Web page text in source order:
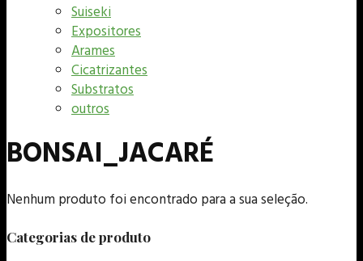
Suiseki
Expositores
Arames
Cicatrizantes
Substratos
outros
BONSAI_JACARÉ
Nenhum produto foi encontrado para a sua seleção.
Categorias de produto